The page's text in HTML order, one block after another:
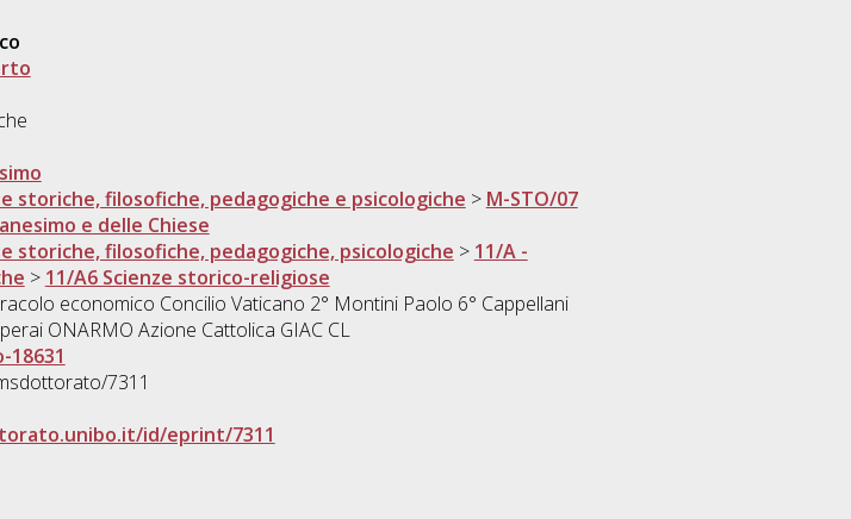
storiche, filosofiche, pedagogiche e psicologiche > M-STO/07
e delle Chiese
storiche, filosofiche, pedagogiche, psicologiche > 11/A -
> 11/A6 Scienze storico-religiose
economico Concilio Vaticano 2° Montini Paolo 6° Cappellani
ONARMO Azione Cattolica GIAC CL
7311
id/eprint/7311